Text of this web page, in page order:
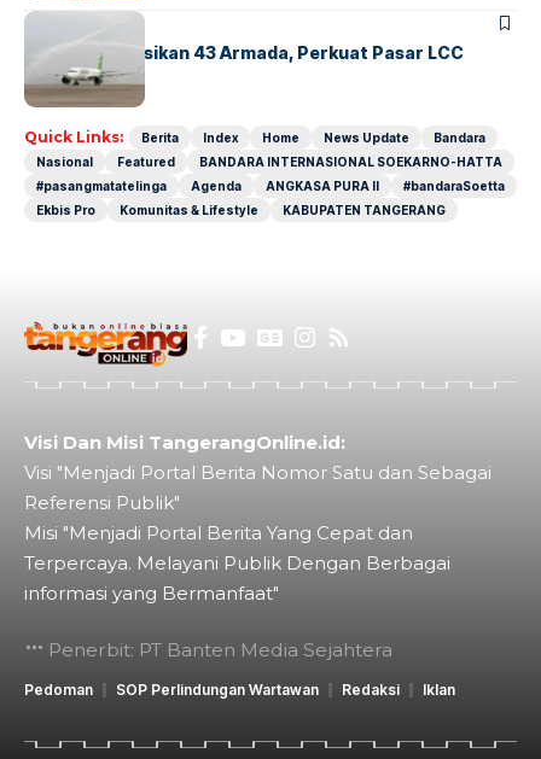
BANDARA
Citilink Operasikan 43 Armada, Perkuat Pasar LCC
Nasional
Quick Links: Berita Index Home News Update
Bandara
Nasional
Featured
BANDARA INTERNASIONAL SOEKARNO-HATTA
#pasangmatatelinga
Agenda ANGKASA PURA II
#bandaraSoetta
Ekbis Pro
Komunitas & Lifestyle KABUPATEN TANGERANG
Visi Dan Misi TangerangOnline.id:
Visi "Menjadi Portal Berita Nomor Satu dan Sebagai
Referensi Publik"
Misi "Menjadi Portal Berita Yang Cepat dan
Terpercaya. Melayani Publik Dengan Berbagai
informasi yang Bermanfaat"
Penerbit: PT Banten Media Sejahtera
Pedoman SOP Perlindungan Wartawan Redaksi Iklan